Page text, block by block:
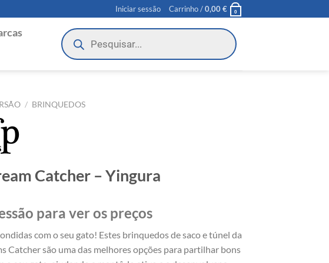
Iniciar sessão Carrinho /0,00€ 0
Products
search
/ BRINQUEDOS
Catcher – Yingura
para ver os preços
com o seu gato! Estes brinquedos de saco e túnel da
Catcher são uma das melhores opções para partilhar bons